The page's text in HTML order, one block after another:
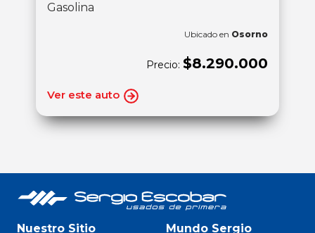
Gasolina
Ubicado en Osorno
Precio: $8.290.000
Ver este auto
Nuestro Sitio Mundo Sergio